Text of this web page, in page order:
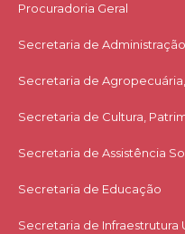
Procuradoria Geral
Secretaria de
Secretaria de
Secretaria de Cultura,
Secretaria de Assistência
Secretaria de Educação
Secretaria de Infraestrutura